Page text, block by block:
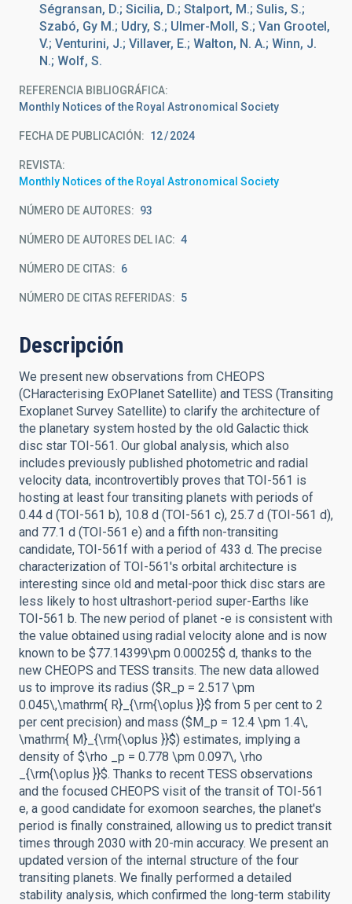
Ségransan, D.; Sicilia, D.; Stalport, M.; Sulis, S.;
Szabó, Gy M.; Udry, S.; Ulmer-Moll, S.; Van Grootel,
V.; Venturini, J.; Villaver, E.; Walton, N. A.; Winn, J.
N.; Wolf, S.
REFERENCIA BIBLIOGRÁFICA
Monthly Notices of the Royal Astronomical Society
FECHA DE PUBLICACIÓN: 12 2024
REVISTA
Monthly Notices of the Royal Astronomical Society
NÚMERO DE AUTORES 93
NÚMERO DE AUTORES DEL IAC 4
NÚMERO DE CITAS 6
NÚMERO DE CITAS REFERIDAS 5
Descripción
We present new observations from CHEOPS
(CHaracterising ExOPlanet Satellite) and TESS (Transiting
Exoplanet Survey Satellite) to clarify the architecture of
the planetary system hosted by the old Galactic thick
disc star TOI-561. Our global analysis, which also
includes previously published photometric and radial
velocity data, incontrovertibly proves that TOI-561 is
hosting at least four transiting planets with periods of
0.44 d (TOI-561 b), 10.8 d (TOI-561 c), 25.7 d (TOI-561 d),
and 77.1 d (TOI-561 e) and a fifth non-transiting
candidate, TOI-561f with a period of 433 d. The precise
characterization of TOI-561's orbital architecture is
interesting since old and metal-poor thick disc stars are
less likely to host ultrashort-period super-Earths like
TOI-561 b. The new period of planet -e is consistent with
the value obtained using radial velocity alone and is now
known to be $77.14399\pm 0.00025$ d, thanks to the
new CHEOPS and TESS transits. The new data allowed
us to improve its radius ($R_p = 2.517 \pm
0.045\,\mathrm{ R}_{\rm{\oplus }}$ from 5 per cent to 2
per cent precision) and mass ($M_p = 12.4 \pm 1.4\,
\mathrm{ M}_{\rm{\oplus }}$) estimates, implying a
density of $\rho _p = 0.778 \pm 0.097\, \rho
_{\rm{\oplus }}$. Thanks to recent TESS observations
and the focused CHEOPS visit of the transit of TOI-561
e, a good candidate for exomoon searches, the planet's
period is finally constrained, allowing us to predict transit
times through 2030 with 20-min accuracy. We present an
updated version of the internal structure of the four
transiting planets. We finally performed a detailed
stability analysis, which confirmed the long-term stability